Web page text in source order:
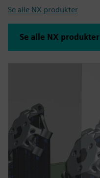
Se alle NX produkter
Se alle NX produkter